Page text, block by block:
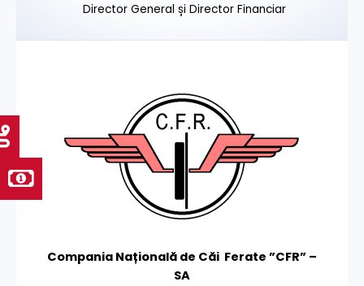
Director General și Director Financiar
Compania Națională de Căi Ferate ”CFR” –
SA